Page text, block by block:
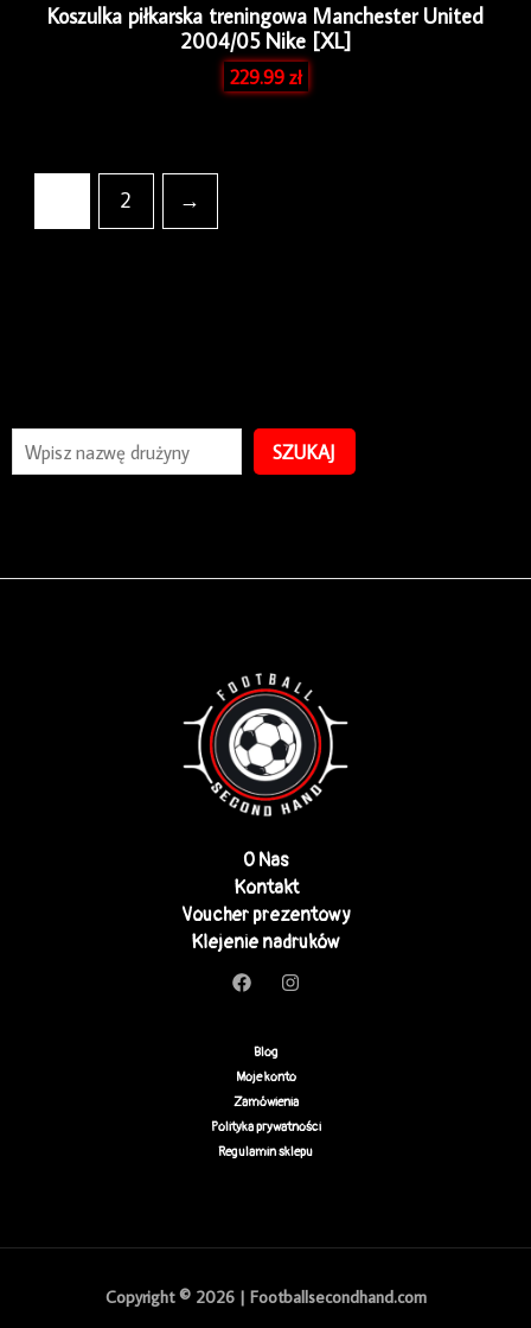
SZUKAJ
Koszulka piłkarska treningowa Manchester United
2004/05 Nike [XL]
229.99zł
2 →
O Nas
Kontakt
Voucher prezentowy
Klejenie nadruków
Blog
Moje konto
Zamówienia
Polityka prywatności
Regulamin sklepu
Copyright © 2026 | Footballsecondhand.com